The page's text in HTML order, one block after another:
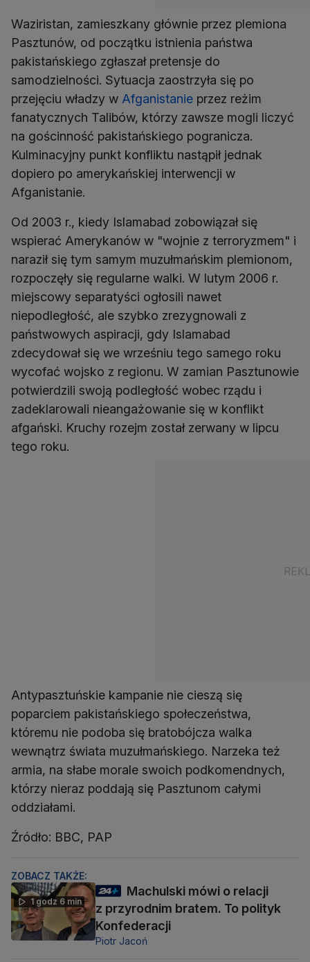
Waziristan, zamieszkany głównie przez plemiona
Pasztunów, od początku istnienia państwa
pakistańskiego zgłaszał pretensje do
samodzielności. Sytuacja zaostrzyła się po
przejęciu władzy w Afganistanie przez reżim
fanatycznych Talibów, którzy zawsze mogli liczyć
na gościnność pakistańskiego pogranicza.
Kulminacyjny punkt konfliktu nastąpił jednak
dopiero po amerykańskiej interwencji w
Afganistanie.
Od 2003 r., kiedy Islamabad zobowiązał się
wspierać Amerykanów w "wojnie z terroryzmem" i
naraził się tym samym muzułmańskim plemionom,
rozpoczęły się regularne walki. W lutym 2006 r.
miejscowy separatyści ogłosili nawet
niepodległość, ale szybko zrezygnowali z
państwowych aspiracji, gdy Islamabad
zdecydował się we wrześniu tego samego roku
wycofać wojsko z regionu. W zamian Pasztunowie
potwierdzili swoją podległość wobec rządu i
zadeklarowali nieangażowanie się w konflikt
afgański. Kruchy rozejm został zerwany w lipcu
tego roku.
Antypasztuńskie kampanie nie cieszą się
poparciem pakistańskiego społeczeństwa,
któremu nie podoba się bratobójcza walka
wewnątrz świata muzułmańskiego. Narzeka też
armia, na słabe morale swoich podkomendnych,
którzy nieraz poddają się Pasztunom całymi
oddziałami.
Źródło: BBC, PAP
ZOBACZ TAKŻE:
1 godz 6 min
Machulski mówi o relacji
z przyrodnim bratem. To polityk
Konfederacji
Piotr Jacoń